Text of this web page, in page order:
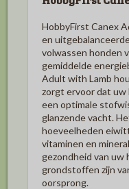
HobbyFirst Canex
en
volwassen honden
gemiddelde
Adult with Lamb
zorgt ervoor dat
een optimale
glanzende vacht.
hoeveelheden
vitaminen en
gezondheid van uw
grondstoffen zijn
oorsprong.